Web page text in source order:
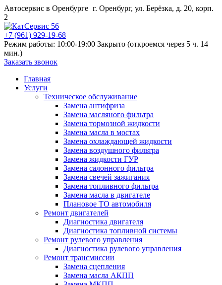
Автосервис в Оренбурге г. Оренбург, ул. Берёзка, д. 20, корп.
2
+7 (961) 929-19-68
Режим работы: 10:00-19:00 Закрыто (откроемся через 5 ч. 14
мин.)
Заказать звонок
Главная
Услуги
Техническое обслуживание
Замена антифриза
Замена масляного фильтра
Замена тормозной жидкости
Замена масла в мостах
Замена охлаждающей жидкости
Замена воздушного фильтра
Замена жидкости ГУР
Замена салонного фильтра
Замена свечей зажигания
Замена топливного фильтра
Замена масла в двигателе
Плановое ТО автомобиля
Ремонт двигателей
Диагностика двигателя
Диагностика топливной системы
Ремонт рулевого управления
Диагностика рулевого управления
Ремонт трансмиссии
Замена сцепления
Замена масла АКПП